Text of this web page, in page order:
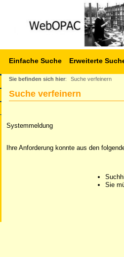
Einfache Suche Erweiterte
Sie befinden sich hier: Suche verfeinern
Suche verfeinern
Systemmeldung
Ihre Anforderung konnte aus den
Sie